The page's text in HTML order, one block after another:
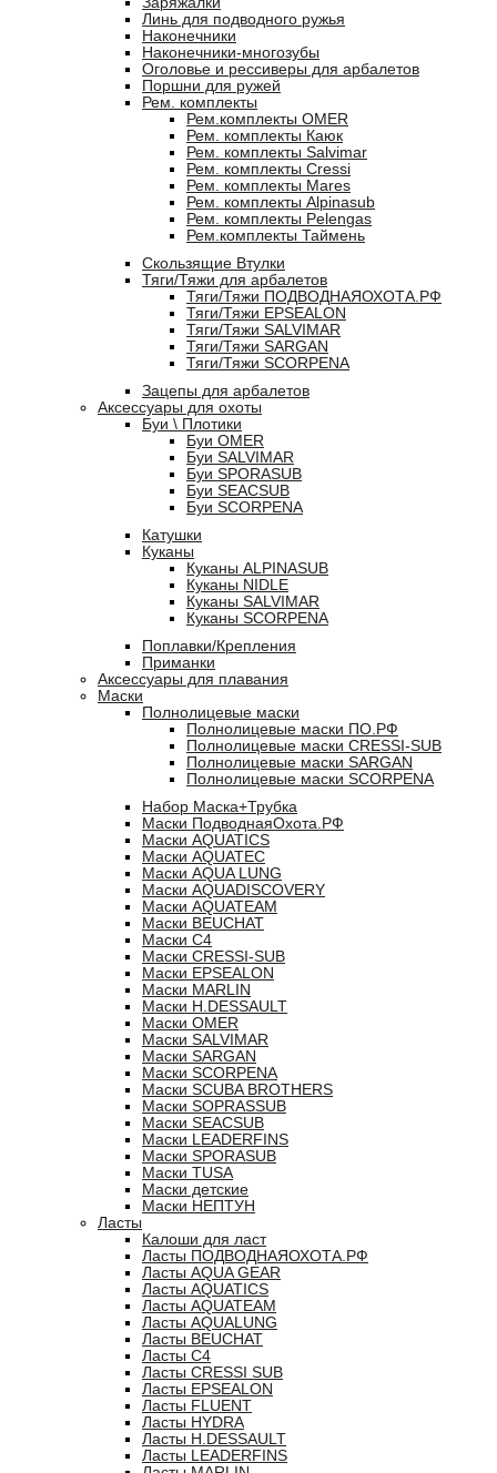
Линь для подводного ружья
Наконечники
Наконечники-многозубы
Оголовье и рессиверы для арбалетов
Поршни для ружей
Рем. комплекты
Рем.комплекты OMER
Рем. комплекты Каюк
Рем. комплекты Salvimar
Рем. комплекты Cressi
Рем. комплекты Mares
Рем. комплекты Alpinasub
Рем. комплекты Pelengas
Рем.комплекты Таймень
Скользящие Втулки
Тяги/Тяжи для арбалетов
Тяги/Тяжи ПОДВОДНАЯОХОТА.РФ
Тяги/Тяжи EPSEALON
Тяги/Тяжи SALVIMAR
Тяги/Тяжи SARGAN
Тяги/Тяжи SCORPENA
Зацепы для арбалетов
Аксессуары для охоты
Буи \ Плотики
Буи OMER
Буи SALVIMAR
Буи SPORASUB
Буи SEACSUB
Буи SCORPENA
Катушки
Куканы
Куканы ALPINASUB
Куканы NIDLE
Куканы SALVIMAR
Куканы SCORPENA
Поплавки/Крепления
Приманки
Аксессуары для плавания
Маски
Полнолицевые маски
Полнолицевые маски ПО.РФ
Полнолицевые маски CRESSI-SUB
Полнолицевые маски SARGAN
Полнолицевые маски SCORPENA
Набор Маска+Трубка
Маски ПодводнаяОхота.РФ
Маски AQUATICS
Маски AQUATEC
Маски AQUA LUNG
Маски AQUADISCOVERY
Маски AQUATEAM
Маски BEUCHAT
Маски C4
Маски CRESSI-SUB
Маски EPSEALON
Маски MARLIN
Маски H.DESSAULT
Маски OMER
Маски SALVIMAR
Маски SARGAN
Маски SCORPENA
Маски SCUBA BROTHERS
Маски SOPRASSUB
Маски SEACSUB
Маски LEADERFINS
Маски SPORASUB
Маски TUSA
Маски детские
Маски НЕПТУН
Ласты
Калоши для ласт
Ласты ПОДВОДНАЯОХОТА.РФ
Ласты AQUA GEAR
Ласты AQUATICS
Ласты AQUATEAM
Ласты AQUALUNG
Ласты BEUCHAT
Ласты C4
Ласты CRESSI SUB
Ласты EPSEALON
Ласты FLUENT
Ласты HYDRA
Ласты H.DESSAULT
Ласты LEADERFINS